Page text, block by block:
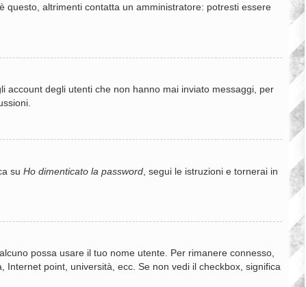
questo, altrimenti contatta un amministratore: potresti essere
account degli utenti che non hanno mai inviato messaggi, per
su Ho dimenticato la password , segui le istruzioni e tornerai in
possa usare il tuo nome utente. Per rimanere connesso,
point, università, ecc. Se non vedi il checkbox, significa